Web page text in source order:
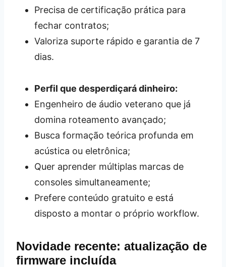
Precisa de certificação prática para
fechar contratos;
Valoriza suporte rápido e garantia de 7
dias.
Perfil que desperdiçará dinheiro:
Engenheiro de áudio veterano que já
domina roteamento avançado;
Busca formação teórica profunda em
acústica ou eletrônica;
Quer aprender múltiplas marcas de
consoles simultaneamente;
Prefere conteúdo gratuito e está
disposto a montar o próprio workflow.
Novidade recente: atualização de
firmware incluída